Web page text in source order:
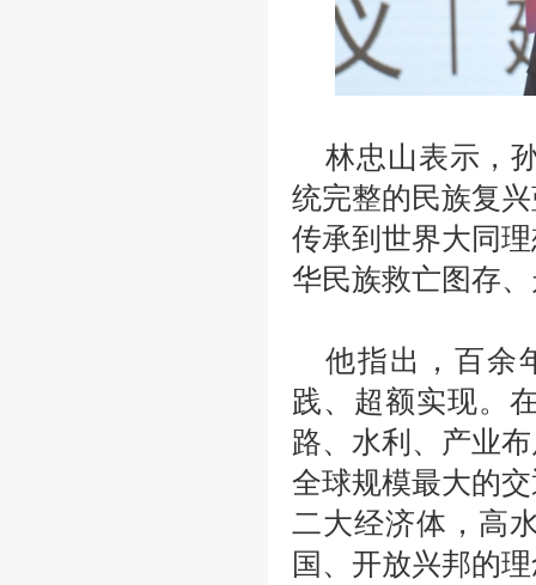
林忠山表示，
统完整的民族复
传承到世界大同
华民族救亡图存
他指出，百余
践、超额实现。
路、水利、产业
全球规模最大的
二大经济体，高
国、开放兴邦的